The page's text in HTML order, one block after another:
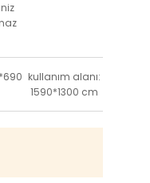
kullanım alanı:
1590*1300 cm